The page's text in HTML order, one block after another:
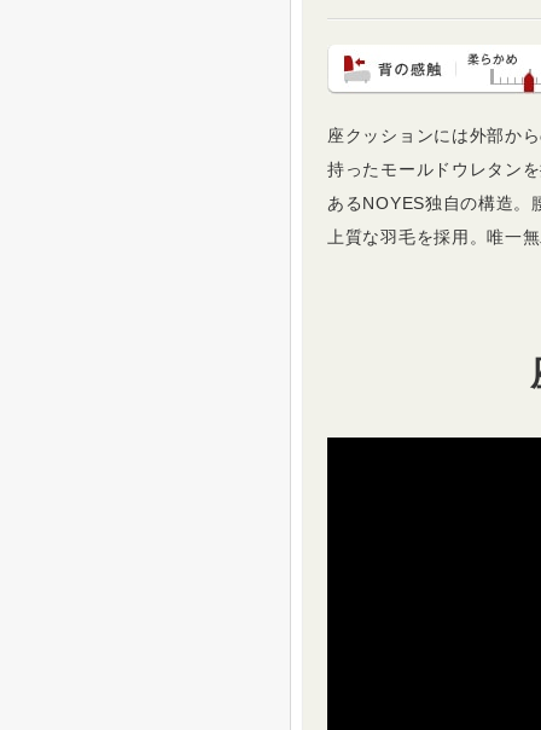
座クッションには外部か
持ったモールドウレタン
あるNOYES独自の構造。
上質な羽毛を採用。唯一